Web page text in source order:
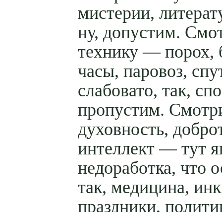
мистерии,
ну, допустим.
технику — порох,
часы, паровоз,
слабовато, так,
пропустим.
духовность,
интеллект — тут
недоработка, что
так, медицина,
праздники,